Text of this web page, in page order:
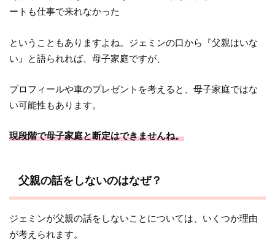
ートも仕事で来れなかった
ということもありますよね。ジェミンの口から『父親はいな
い』と語られれば、母子家庭ですが、
プロフィールや車のプレゼントを考えると、母子家庭ではな
い可能性もあります。
現段階で母子家庭と断定はできませんね。
父親の話をしないのはなぜ？
ジェミンが父親の話をしないことについては、いくつか理由
が考えられます。